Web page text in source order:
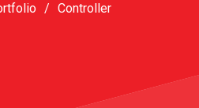
/ Сontroller